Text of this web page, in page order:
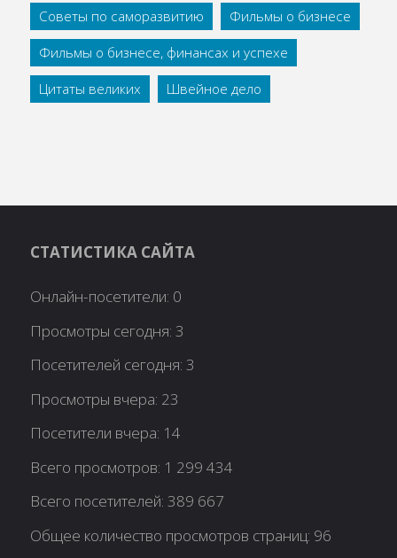
Советы по саморазвитию
Фильмы о бизнесе
Фильмы о бизнесе, финансах и успехе
Цитаты великих
Швейное дело
СТАТИСТИКА САЙТА
Онлайн-посетители: 0
Просмотры сегодня:3
Посетителей сегодня:3
Просмотры вчера: 23
Посетители вчера: 14
Всего просмотров: 1 299 434
Всего посетителей:389 667
Общее количество просмотров страниц: 96